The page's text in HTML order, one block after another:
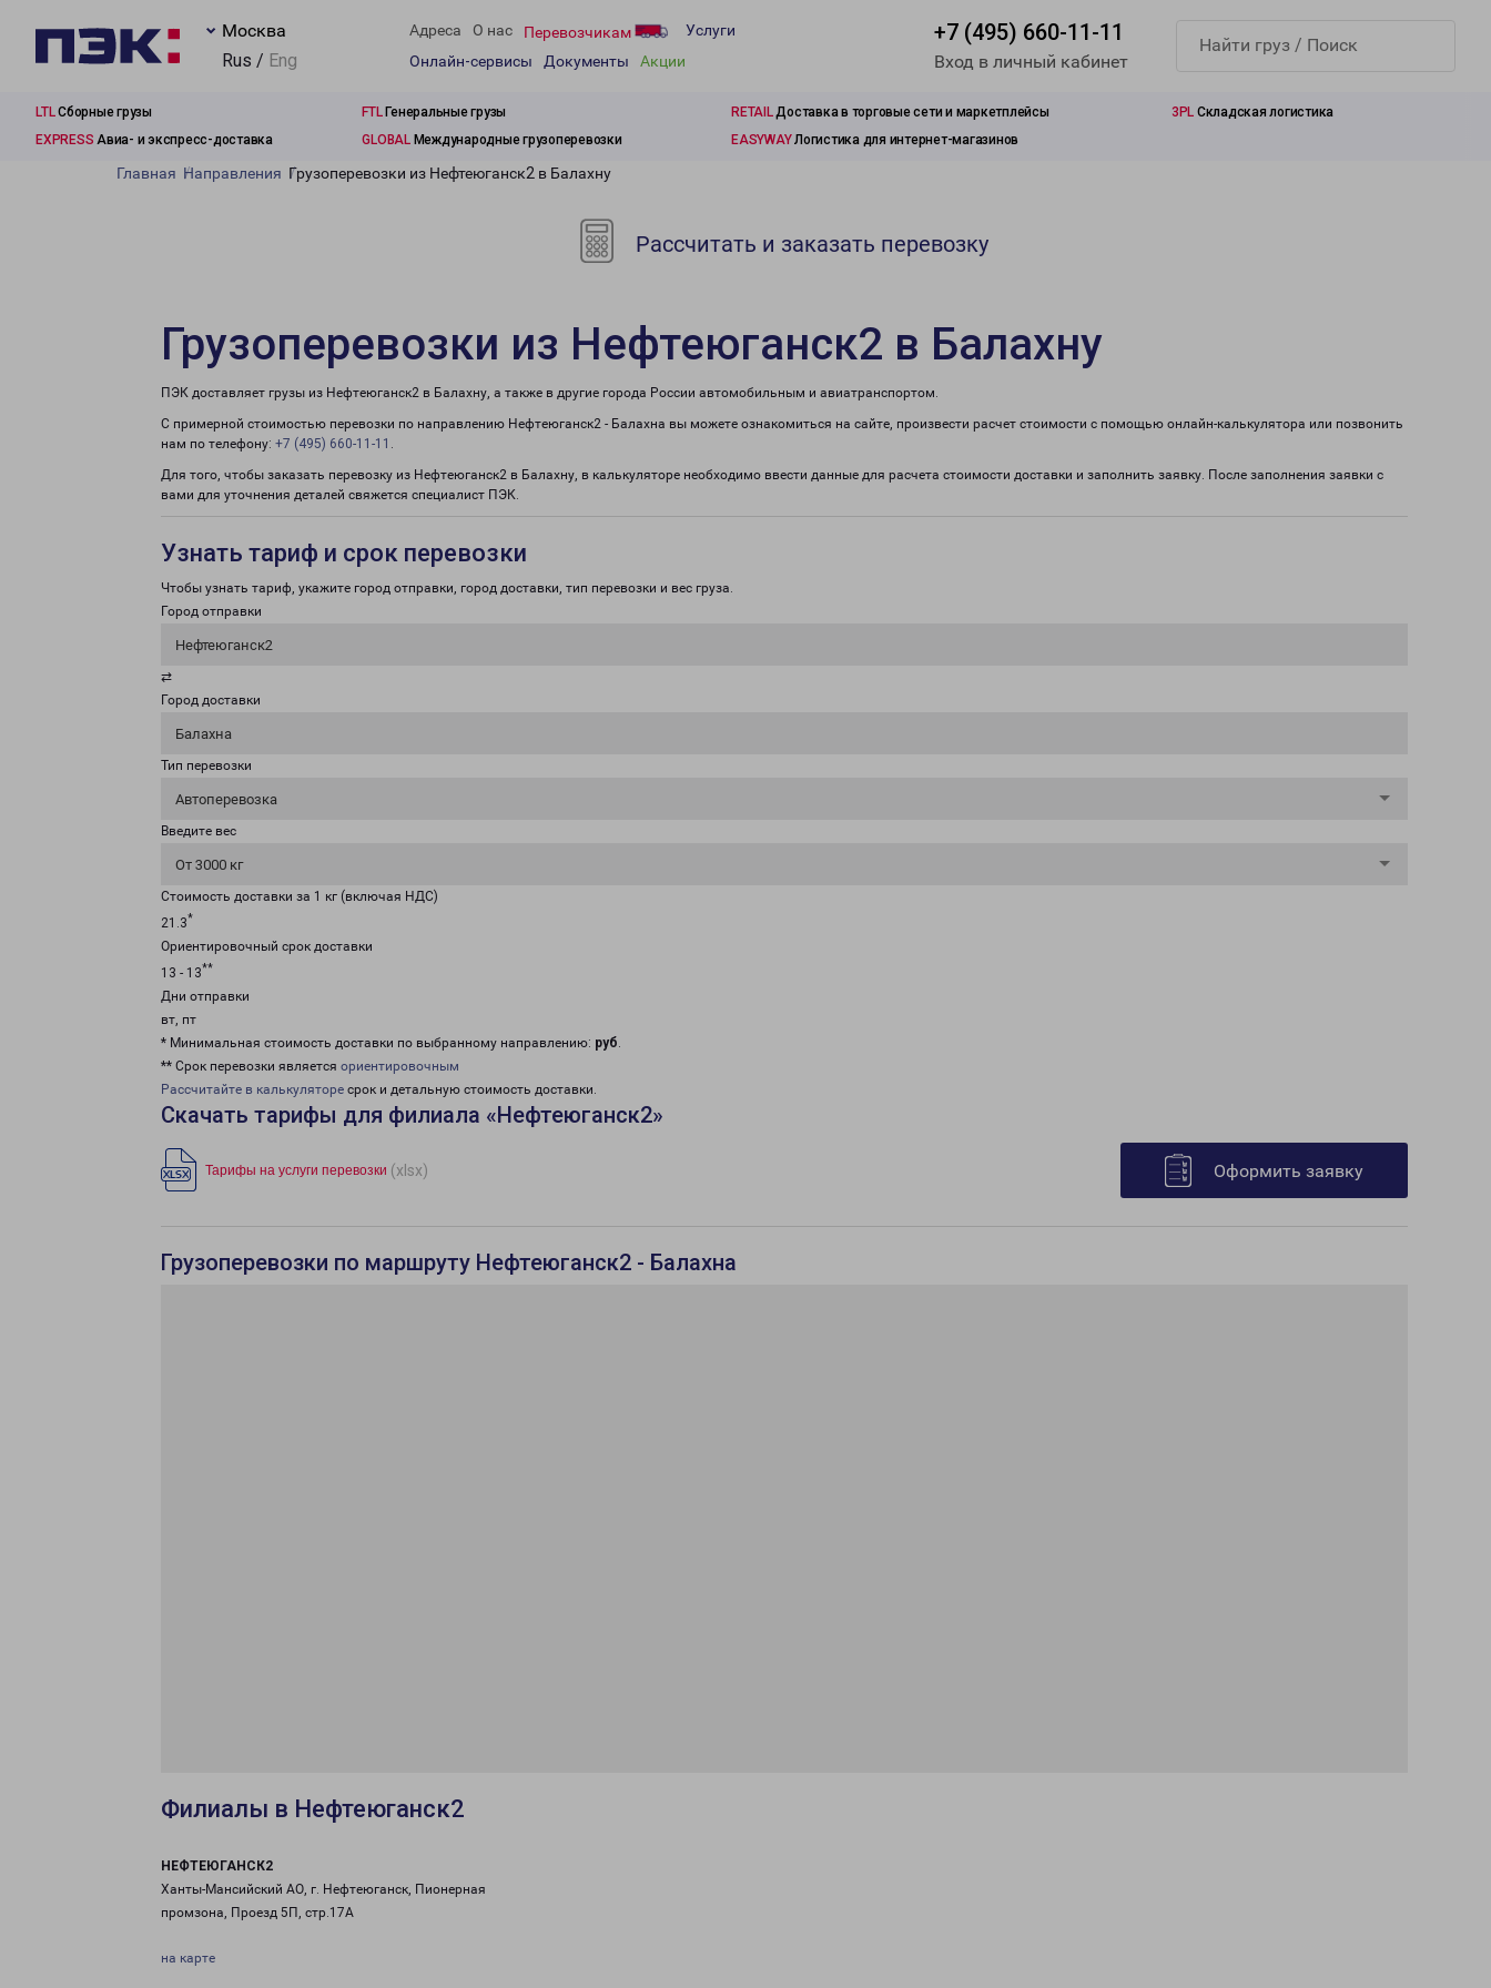
Москва
Rus / Eng
Адреса О нас Перевозчикам
Услуги
Онлайн-сервисы
Документы Акции
+7 (495) 660-11-11
Вход в личный кабинет
LTLСборные грузы FTLГенеральные грузы RETAILДоставка в торговые сети и маркетплейсы 3PL Складская логистика
EXPRESS Авиа- и экспресс-доставка GLOBALМеждународные грузоперевозки EASYWAYЛогистика для интернет-магазинов
Главная Направления Грузоперевозки из Нефтеюганск2 в Балахну
Рассчитать и заказать перевозку
Грузоперевозки из Нефтеюганск2 в Балахну
ПЭК доставляет грузы из Нефтеюганск2 в Балахну, а также в другие города России автомобильным и авиатранспортом.
С примерной стоимостью перевозки по направлению Нефтеюганск2 - Балахна вы можете ознакомиться на сайте, произвести расчет стоимости с помощью онлайн-калькулятора или позвонить
нам по телефону: +7 (495) 660-11-11 .
Для того, чтобы заказать перевозку из Нефтеюганск2 в Балахну, в калькуляторе необходимо ввести данные для расчета стоимости доставки и заполнить заявку. После заполнения заявки с
вами для уточнения деталей свяжется специалист ПЭК.
Узнать тариф и срок перевозки
Чтобы узнать тариф, укажите город отправки, город доставки, тип перевозки и вес груза.
Город отправки
Нефтеюганск2
⇄
Город доставки
Балахна
Тип перевозки
Автоперевозка
Введите вес
От 3000 кг
Стоимость доставки за 1 кг (включая НДС)
21.3*
Ориентировочный срок доставки
13 - 13**
Дни отправки
вт, пт
* Минимальная стоимость доставки по выбранному направлению: руб.
** Срок перевозки является ориентировочным
Рассчитайте в калькуляторе срок и детальную стоимость доставки.
Скачать тарифы для филиала «Нефтеюганск2»
Тарифы на услуги перевозки (xlsx) Оформить заявку
Грузоперевозки по маршруту Нефтеюганск2 - Балахна
Филиалы в Нефтеюганск2
НЕФТЕЮГАНСК2
Ханты-Мансийский АО, г. Нефтеюганск, Пионерная
промзона, Проезд 5П, стр.17А
на карте